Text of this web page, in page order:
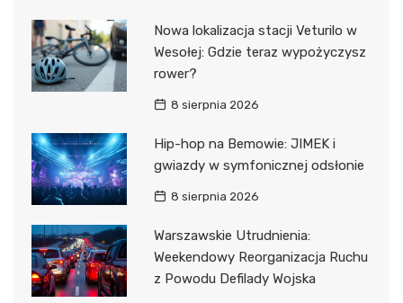
Nowa lokalizacja stacji Veturilo w
Wesołej: Gdzie teraz wypożyczysz
rower?
8 sierpnia 2026
Hip-hop na Bemowie: JIMEK i
gwiazdy w symfonicznej odsłonie
8 sierpnia 2026
Warszawskie Utrudnienia:
Weekendowy Reorganizacja Ruchu
z Powodu Defilady Wojska